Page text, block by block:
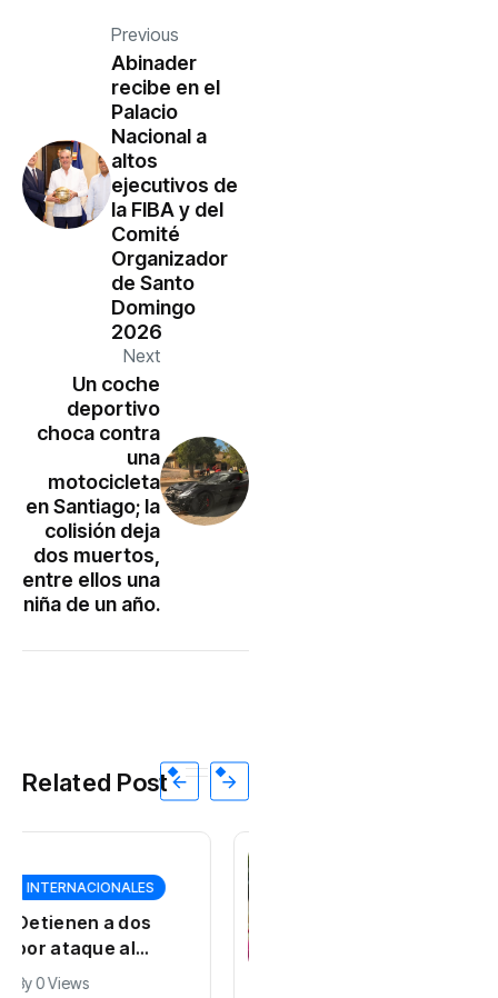
Previous
Abinader
recibe en el
Palacio
Nacional a
altos
ejecutivos de
la FIBA y del
Comité
Organizador
de Santo
Domingo
2026
Next
Un coche
deportivo
choca contra
una
motocicleta
en Santiago; la
colisión deja
dos muertos,
entre ellos una
niña de un año.
Related Post
DEPORTES